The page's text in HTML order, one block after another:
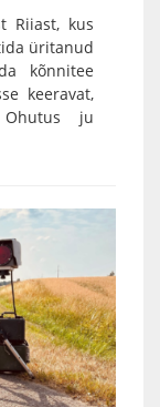
Riiast, kus
üritanud
kõnnitee
keeravat,
ju